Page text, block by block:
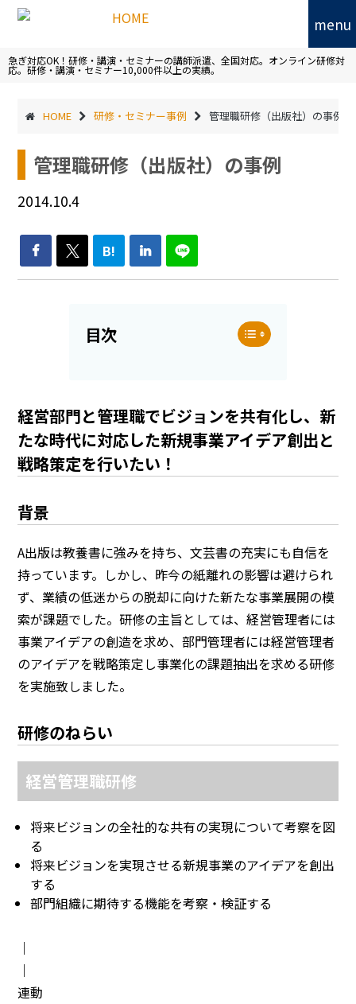
急ぎ対応OK！研修・講演・セミナーの講師派遣、全国対応。オンライン研修対
応。研修・講演・セミナー10,000件以上の実績。
HOME 研修・セミナー事例 管理職研修（出版社）の事例
管理職研修（出版社）の事例
2014.10.4
B!
目次
経営部門と管理職でビジョンを共有化し、新
たな時代に対応した新規事業アイデア創出と
戦略策定を行いたい！
背景
A出版は教養書に強みを持ち、文芸書の充実にも自信を
持っています。しかし、昨今の紙離れの影響は避けられ
ず、業績の低迷からの脱却に向けた新たな事業展開の模
索が課題でした。研修の主旨としては、経営管理者には
事業アイデアの創造を求め、部門管理者には経営管理者
のアイデアを戦略策定し事業化の課題抽出を求める研修
を実施致しました。
研修のねらい
経営管理職研修
将来ビジョンの全社的な共有の実現について考察を図
る
将来ビジョンを実現させる新規事業のアイデアを創出
する
部門組織に期待する機能を考察・検証する
｜
｜
連動
menu